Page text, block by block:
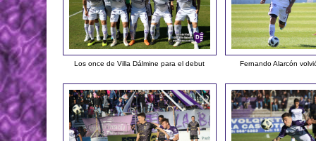
Los once de Villa Dálmine para el debut Fernando Alarcón